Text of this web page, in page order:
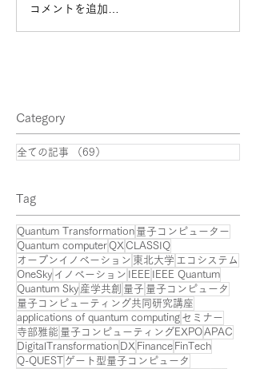
なぜ住商が量子コンピュ
コメントを追加…
Category
全ての記事 （69）
​Tag
Quantum Transformation 量子コンピューター
Quantum computerQX CLASSIQ
オープンイノベーション 東北大学 エコシステム
OneSky イノベーション IEEE
IEEE Quantum
Quantum Sky 産学共創 量子 量子コンピュータ
量子コンピューティング共同研究講座
applications of quantum computing セミナー
寺部雅能 量子コンピューティングEXPOAPAC
DigitalTransformation
DX Finance FinTech
Q-QUEST
ゲート型量子コンピュータ